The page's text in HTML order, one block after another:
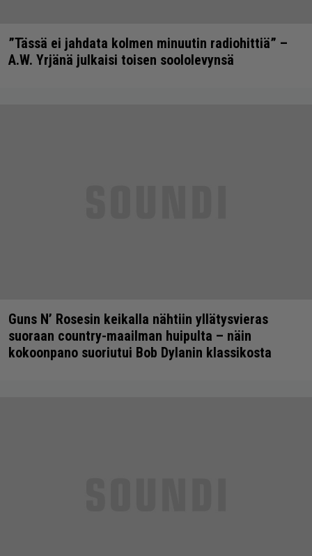
”Tässä ei jahdata kolmen minuutin radiohittiä” –
A.W. Yrjänä julkaisi toisen soololevynsä
Guns N’ Rosesin keikalla nähtiin yllätysvieras
suoraan country-maailman huipulta – näin
kokoonpano suoriutui Bob Dylanin klassikosta